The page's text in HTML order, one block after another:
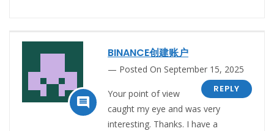

BINANCE创建账户
Posted On September 15, 2025
REPLY
Your point of view
caught my eye and was very
interesting. Thanks. I have a